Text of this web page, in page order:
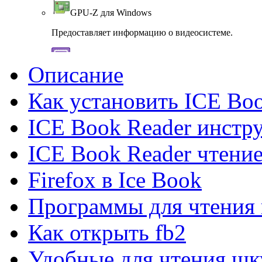
GPU-Z для Windows
Предоставляет информацию о видеосистеме.
Сведения об установленном процессоре.
Fraps для Windows
Измерение частоты FPS
SIW для Windows
SIW- информация о компонентах компьютера.
AS SSD benchmark для Windows
AS SSD Benchmark измерит скорость SSD диска.
Описание
Как установить ICE
ICE Book Reader
ICE Book Reader
Firefox в Ice Book
Программы для чтения
Как открыть fb2